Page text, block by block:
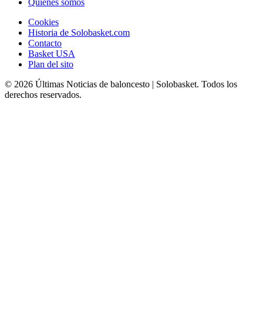
Quiénes somos
Cookies
Historia de Solobasket.com
Contacto
Basket USA
Plan del sito
© 2026 Últimas Noticias de baloncesto | Solobasket. Todos los
derechos reservados.